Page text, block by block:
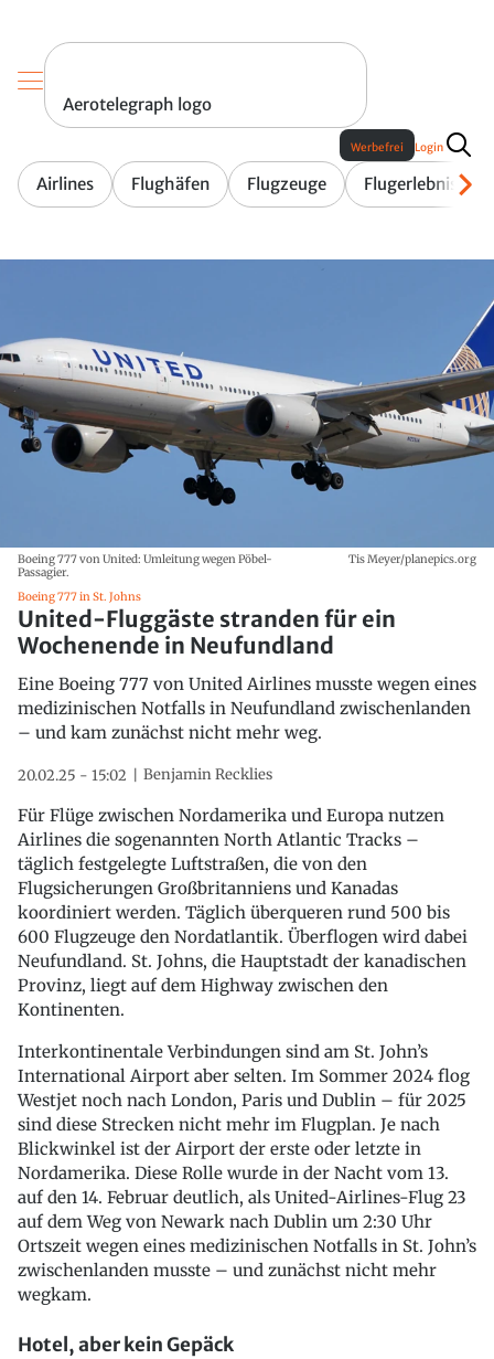
Aerotelegraph logo
Airlines Flughäfen Flugzeuge Flugerlebnis
Werbefrei Login
Boeing 777 von United: Umleitung wegen Pöbel-
Passagier.
Tis Meyer/planepics.org
Boeing 777 in St. Johns
United-Fluggäste stranden für ein
Wochenende in Neufundland
Eine Boeing 777 von United Airlines musste wegen eines
medizinischen Notfalls in Neufundland zwischenlanden
– und kam zunächst nicht mehr weg.
20.02.25 - 15:02 Benjamin Recklies
Für Flüge zwischen Nordamerika und Europa nutzen
Airlines die sogenannten North Atlantic Tracks –
täglich festgelegte Luftstraßen, die von den
Flugsicherungen Großbritanniens und Kanadas
koordiniert werden. Täglich überqueren rund 500 bis
600 Flugzeuge den Nordatlantik. Überflogen wird dabei
Neufundland. St. Johns, die Hauptstadt der kanadischen
Provinz, liegt auf dem Highway zwischen den
Kontinenten.
Interkontinentale Verbindungen sind am St. John’s
International Airport aber selten. Im Sommer 2024 flog
Westjet noch nach London, Paris und Dublin – für 2025
sind diese Strecken nicht mehr im Flugplan. Je nach
Blickwinkel ist der Airport der erste oder letzte in
Nordamerika. Diese Rolle wurde in der Nacht vom 13.
auf den 14. Februar deutlich, als United-Airlines-Flug 23
auf dem Weg von Newark nach Dublin um 2:30 Uhr
Ortszeit wegen eines medizinischen Notfalls in St. John’s
zwischenlanden musste – und zunächst nicht mehr
wegkam.
Hotel, aber kein Gepäck